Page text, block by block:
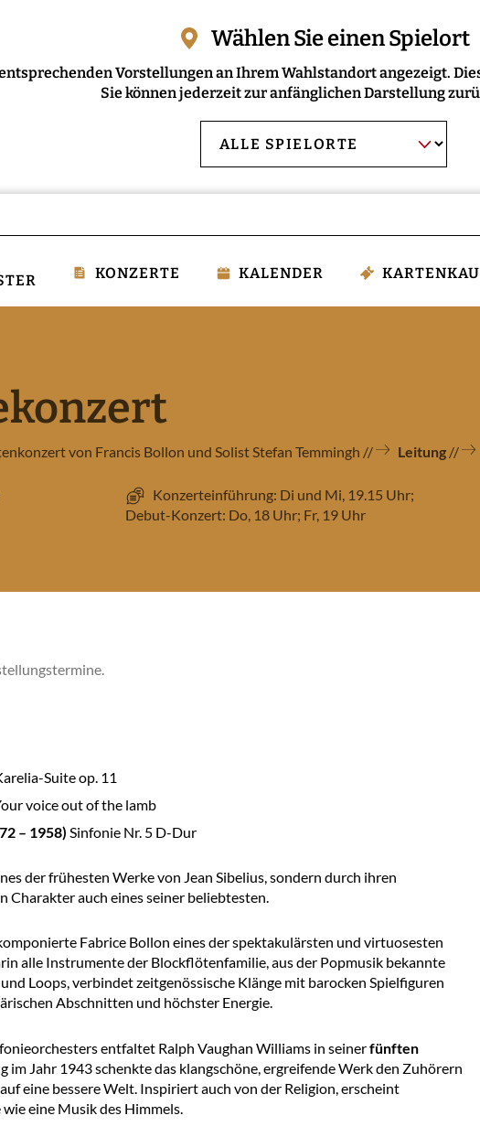
Wählen Sie einen Spielort
Vorstellungen an Ihrem Wahlstandort angezeigt.
Sie können jederzeit zur anfänglichen Darstellung
KONZERTE KALENDER
von Francis Bollon und Solist Stefan Temmingh Leitung
Konzerteinführung: Di und Mi, 19.15 Uhr;
Debut-Konzert: Do, 18 Uhr; Fr, 19 Uhr
Suite op. 11
voice out of the lamb
– 1958) Sinfonie Nr. 5 D-Dur
der frühesten Werke von Jean Sibelius, sondern durch ihren
Charakter auch eines seiner beliebtesten.
Fabrice Bollon eines der spektakulärsten und virtuosesten
alle Instrumente der Blockflötenfamilie, aus der Popmusik bekannte
Loops, verbindet zeitgenössische Klänge mit barocken Spielfiguren
Abschnitten und höchster Energie.
entfaltet Ralph Vaughan Williams in seinerfünften
im Jahr 1943 schenkte das klangschöne, ergreifende Werk den Zuhörern
eine bessere Welt. Inspiriert auch von der Religion, erscheint
eine Musik des Himmels.